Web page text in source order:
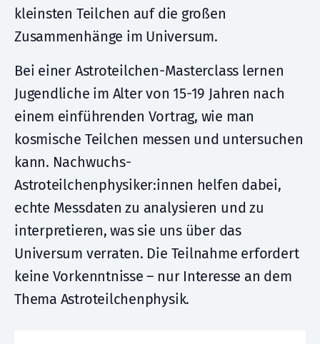
kleinsten Teilchen auf die großen
Zusammenhänge im Universum.
Bei einer Astroteilchen-Masterclass lernen
Jugendliche im Alter von 15-19 Jahren nach
einem einführenden Vortrag, wie man
kosmische Teilchen messen und untersuchen
kann. Nachwuchs-
Astroteilchenphysiker:innen helfen dabei,
echte Messdaten zu analysieren und zu
interpretieren, was sie uns über das
Universum verraten. Die Teilnahme erfordert
keine Vorkenntnisse – nur Interesse an dem
Thema Astroteilchenphysik.